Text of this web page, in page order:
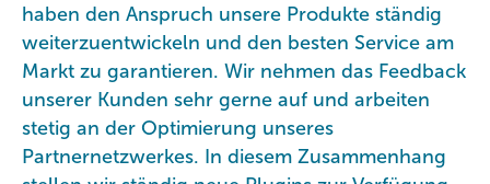
haben den Anspruch unsere Produkte ständig
weiterzuentwickeln und den besten Service am
Markt zu garantieren. Wir nehmen das Feedback
unserer Kunden sehr gerne auf und arbeiten
stetig an der Optimierung unseres
Partnernetzwerkes. In diesem Zusammenhang